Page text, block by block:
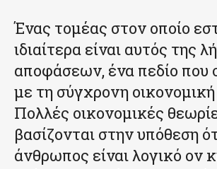
Ένας τομέας στον οποίο
ιδιαίτερα είναι αυτός της
αποφάσεων, ένα πεδίο που
με τη σύγχρονη
Πολλές οικονομικές
βασίζονται στην υπόθεση
άνθρωπος είναι λογικό ον